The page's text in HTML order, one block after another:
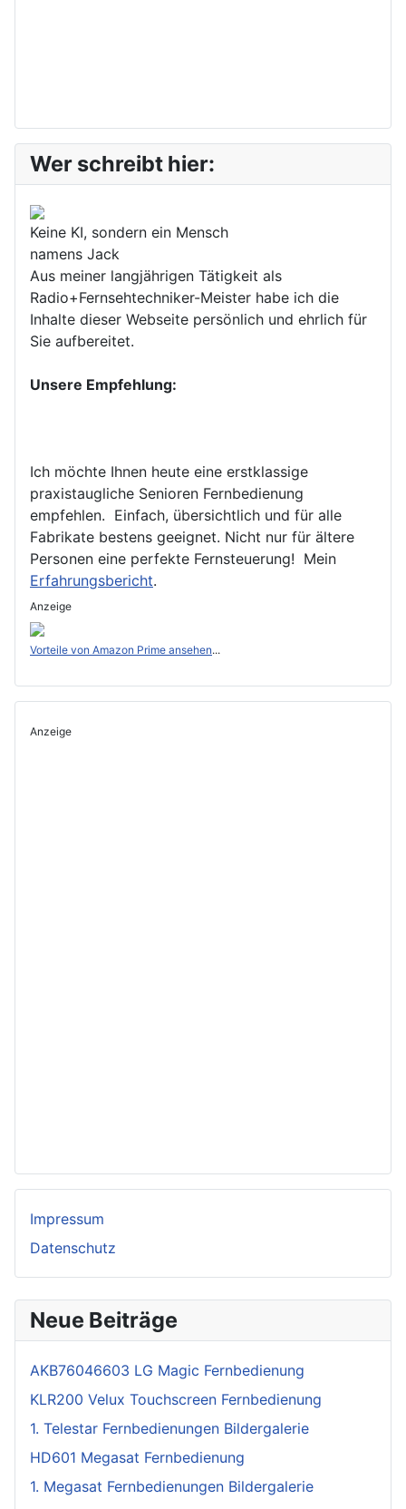
Wer schreibt hier:
Keine KI, sondern ein Mensch
namens Jack
Aus meiner langjährigen Tätigkeit als
Radio+Fernsehtechniker-Meister habe ich die
Inhalte dieser Webseite persönlich und ehrlich für
Sie aufbereitet.
Unsere Empfehlung:
Ich möchte Ihnen heute eine erstklassige
praxistaugliche Senioren Fernbedienung
empfehlen. Einfach, übersichtlich und für alle
Fabrikate bestens geeignet. Nicht nur für ältere
Personen eine perfekte Fernsteuerung! Mein
Erfahrungsbericht.
Anzeige
Vorteile von Amazon Prime ansehen...
Anzeige
Impressum
Datenschutz
Neue Beiträge
AKB76046603 LG Magic Fernbedienung
KLR200 Velux Touchscreen Fernbedienung
1. Telestar Fernbedienungen Bildergalerie
HD601 Megasat Fernbedienung
1. Megasat Fernbedienungen Bildergalerie